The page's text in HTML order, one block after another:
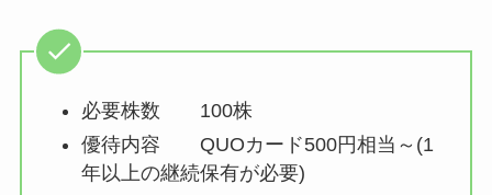
必要株数 100株
優待内容 QUOカード500円相当～(1
年以上の継続保有が必要)